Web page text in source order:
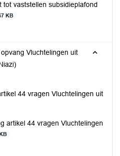
tot vaststellen subsidieplafond
KB
Vluchtelingen uit
44 vragen Vluchtelingen uit
artikel 44 vragen Vluchtelingen